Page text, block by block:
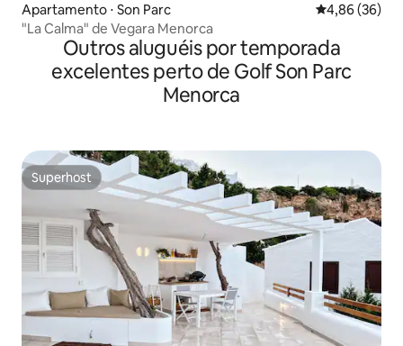
Apartamento ⋅ Son Parc 4,86 de uma
4,86 (36)
"La Calma" de Vegara Menorca
Outros aluguéis por temporada
excelentes perto de Golf Son Parc
Menorca
Superhost
Superhost